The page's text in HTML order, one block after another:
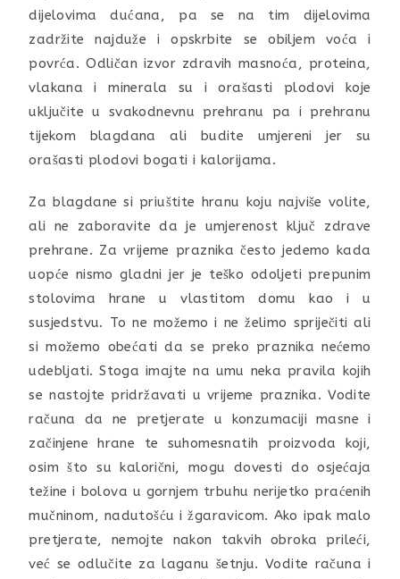
dijelovima dućana, pa se na tim dijelovima
zadržite najduže i opskrbite se obiljem voća i
povrća. Odličan izvor zdravih masnoća, proteina,
vlakana i minerala su i orašasti plodovi koje
uključite u svakodnevnu prehranu pa i prehranu
tijekom blagdana ali budite umjereni jer su
orašasti plodovi bogati i kalorijama.
Za blagdane si priuštite hranu koju najviše volite,
ali ne zaboravite da je umjerenost ključ zdrave
prehrane. Za vrijeme praznika često jedemo kada
uopće nismo gladni jer je teško odoljeti prepunim
stolovima hrane u vlastitom domu kao i u
susjedstvu. To ne možemo i ne želimo spriječiti ali
si možemo obećati da se preko praznika nećemo
udebljati. Stoga imajte na umu neka pravila kojih
se nastojte pridržavati u vrijeme praznika. Vodite
računa da ne pretjerate u konzumaciji masne i
začinjene hrane te suhomesnatih proizvoda koji,
osim što su kalorični, mogu dovesti do osjećaja
težine i bolova u gornjem trbuhu nerijetko praćenih
mučninom, nadutošću i žgaravicom. Ako ipak malo
pretjerate, nemojte nakon takvih obroka prileći,
već se odlučite za laganu šetnju. Vodite računa i